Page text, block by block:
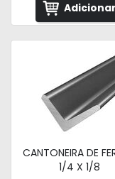
Adicionar
CANTONEIRA DE
1/4 X 1/8